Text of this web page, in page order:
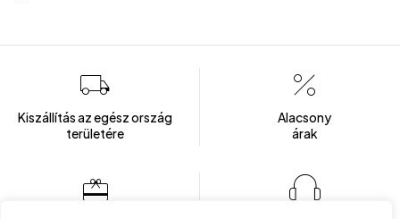
Kiszállítás az egész ország
területére
Alacsony
árak